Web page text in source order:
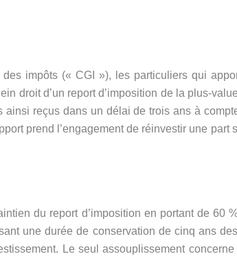
impôts (« CGI »), les particuliers qui
droit d’un report d’imposition de la plus-
reçus dans un délai de trois ans à
prend l’engagement de réinvestir une
du report d’imposition en portant de 60
une durée de conservation de cinq ans
Le seul assouplissement